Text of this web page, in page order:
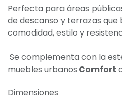
Perfecta para áreas
de descanso y terrazas
comodidad, estilo y
Se complementa con la
muebles urbanos Comfort
Dimensiones